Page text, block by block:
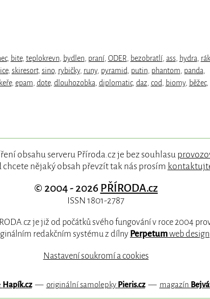
, bite, teplokrevn bydlen praní, ODER bezobratlí, ass hydra
, skiresort, sino, rybičky, runy, pyramid putin phantom panda
keře, epam dote, dlouhozobka diplomatic, daz cod biomy, běžec,
obsahu serveru Příroda.cz je bez souhlasu
chcete nějaký obsah převzít tak nás prosím
© 2004 - 2026 PŘÍRODA.cz
ISSN 1801-2787
je již od počátků svého fungování v roce 2004
redakčním systému z dílny Perpetumweb design
Nastavení soukromí a cookies
Hapík.cz— originální samolepky Pieris.cz— magazín